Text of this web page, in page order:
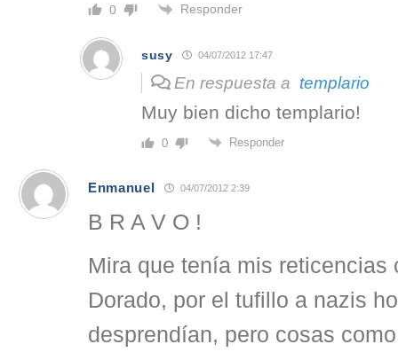
0 Responder
susy 04/07/2012 17:47
En respuesta a templario
Muy bien dicho templario!
0 Responder
Enmanuel 04/07/2012 2:39
B R A V O !
Mira que tenía mis reticencias
Dorado, por el tufillo a nazis
desprendían, pero cosas